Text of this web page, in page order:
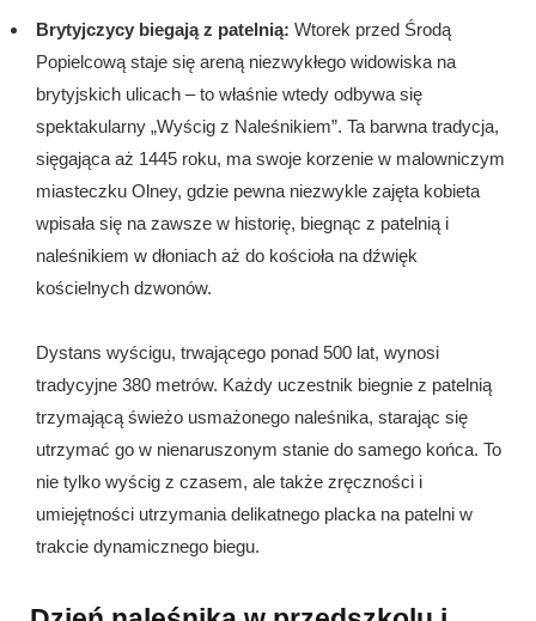
Brytyjczycy biegają z patelnią: Wtorek przed Środą
Popielcową staje się areną niezwykłego widowiska na
brytyjskich ulicach – to właśnie wtedy odbywa się
spektakularny „Wyścig z Naleśnikiem”. Ta barwna tradycja,
sięgająca aż 1445 roku, ma swoje korzenie w malowniczym
miasteczku Olney, gdzie pewna niezwykle zajęta kobieta
wpisała się na zawsze w historię, biegnąc z patelnią i
naleśnikiem w dłoniach aż do kościoła na dźwięk
kościelnych dzwonów.
Dystans wyścigu, trwającego ponad 500 lat, wynosi
tradycyjne 380 metrów. Każdy uczestnik biegnie z patelnią
trzymającą świeżo usmażonego naleśnika, starając się
utrzymać go w nienaruszonym stanie do samego końca. To
nie tylko wyścig z czasem, ale także zręczności i
umiejętności utrzymania delikatnego placka na patelni w
trakcie dynamicznego biegu.